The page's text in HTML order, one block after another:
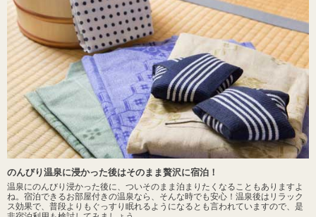
のんびり温泉に浸かった後はそのまま贅沢に宿泊！
温泉にのんびり浸かった後に、ついそのまま泊まりたくなることもありますよ
ね。宿泊できるお部屋付きの温泉なら、そんな時でも安心！温泉後はリラック
ス効果で、普段よりもぐっすり眠れるようになるとも言われていますので、是